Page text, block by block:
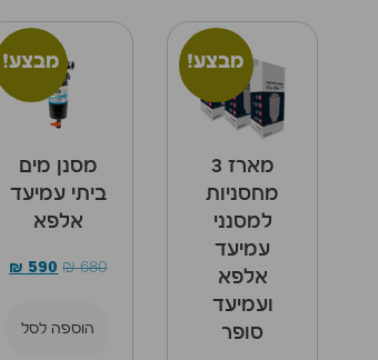
מבצע!
מארז 3
מחסניות
למסנני
עמיעד
אלפא
ועמיעד
סופר
מבצע!
מסנן מים
ביתי עמיעד
אלפא
₪680
₪590
הוספה לסל